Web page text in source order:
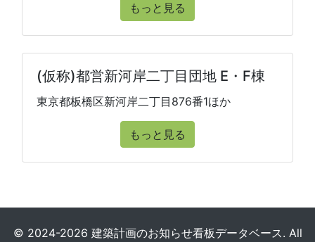
もっと見る
(仮称)都営新河岸二丁目団地 E・F棟
東京都板橋区新河岸二丁目876番1ほか
もっと見る
© 2024-2026 建築計画のお知らせ看板データベース. All